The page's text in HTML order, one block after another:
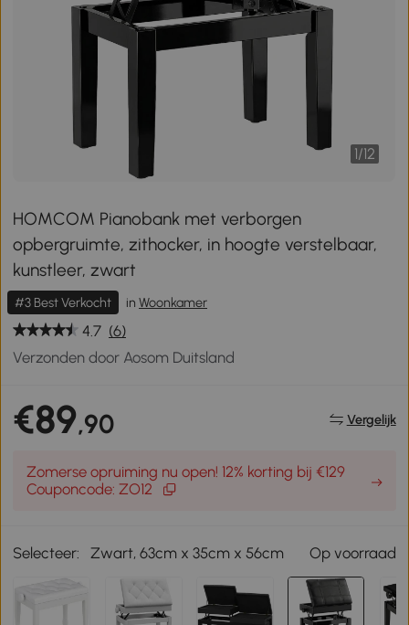
1/12
HOMCOM Pianobank met verborgen
opbergruimte, zithocker, in hoogte verstelbaar,
kunstleer, zwart
#3 Best Verkocht in Woonkamer
4.7 (6)
Verzonden door Aosom Duitsland
€89,90 Vergelijk
Zomerse opruiming nu open! 12% korting bij €129
Couponcode: ZO12
Selecteer: Zwart, 63cm x 35cm x 56cm Op voorraad